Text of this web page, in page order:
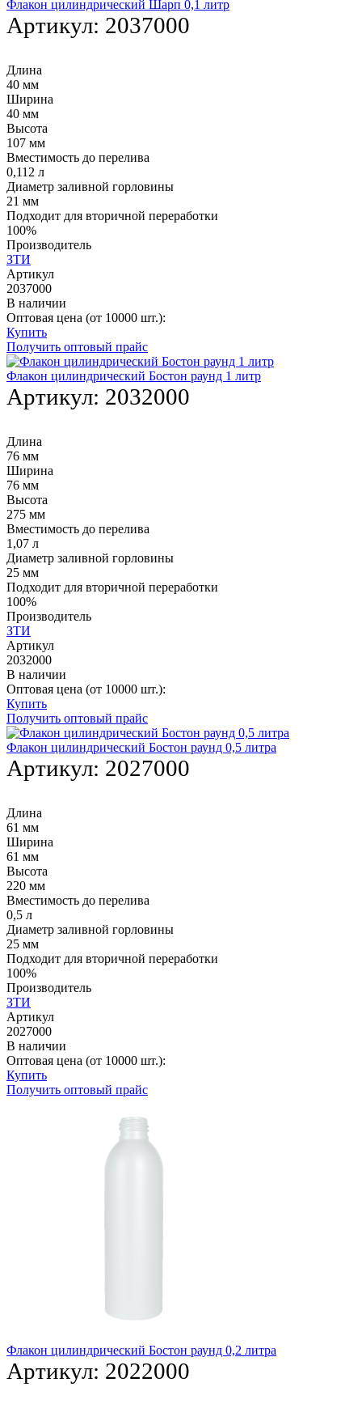
Флакон цилиндрический Шарп 0,1 литр
Артикул: 2037000
Длина
40 мм
Ширина
40 мм
Высота
107 мм
Вместимость до перелива
0,112 л
Диаметр заливной горловины
21 мм
Подходит для вторичной переработки
100%
Производитель
ЗТИ
Артикул
2037000
В наличии
Оптовая цена (от 10000 шт.):
Купить
Получить оптовый прайс
Флакон цилиндрический Бостон раунд 1 литр
Артикул: 2032000
Длина
76 мм
Ширина
76 мм
Высота
275 мм
Вместимость до перелива
1,07 л
Диаметр заливной горловины
25 мм
Подходит для вторичной переработки
100%
Производитель
ЗТИ
Артикул
2032000
В наличии
Оптовая цена (от 10000 шт.):
Купить
Получить оптовый прайс
Флакон цилиндрический Бостон раунд 0,5 литра
Артикул: 2027000
Длина
61 мм
Ширина
61 мм
Высота
220 мм
Вместимость до перелива
0,5 л
Диаметр заливной горловины
25 мм
Подходит для вторичной переработки
100%
Производитель
ЗТИ
Артикул
2027000
В наличии
Оптовая цена (от 10000 шт.):
Купить
Получить оптовый прайс
Флакон цилиндрический Бостон раунд 0,2 литра
Артикул: 2022000